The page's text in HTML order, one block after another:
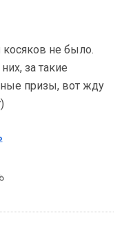
не было.
за такие
призы, вот жду